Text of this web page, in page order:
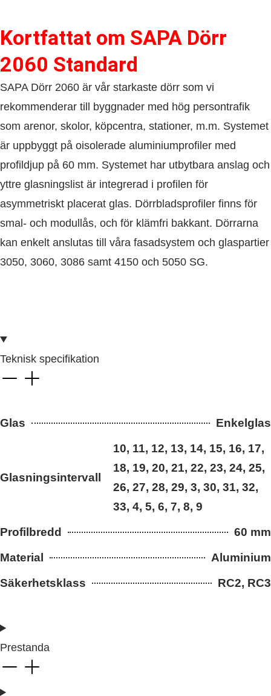
Kortfattat om​ SAPA Dörr
2060 Standard
SAPA Dörr 2060 är vår starkaste dörr som vi
rekommenderar till byggnader med hög persontrafik
som arenor, skolor, köpcentra, stationer, m.m. Systemet
är uppbyggt på oisolerade aluminiumprofiler med
profildjup på 60 mm. Systemet har utbytbara anslag och
yttre glasningslist är integrerad i profilen för
asymmetriskt placerat glas. Dörrbladsprofiler finns för
smal- och modullås, och för klämfri bakkant. Dörrarna
kan enkelt anslutas till våra fasadsystem och glaspartier
3050, 3060, 3086 samt 4150 och 5050 SG.
Teknisk specifikation
Glas Enkelglas
Glasningsintervall
10, 11, 12, 13, 14, 15, 16, 17,
18, 19, 20, 21, 22, 23, 24, 25,
26, 27, 28, 29, 3, 30, 31, 32,
33, 4, 5, 6, 7, 8, 9
Profilbredd
60 mm
Material
Aluminium
Säkerhetsklass
RC2, RC3
Prestanda